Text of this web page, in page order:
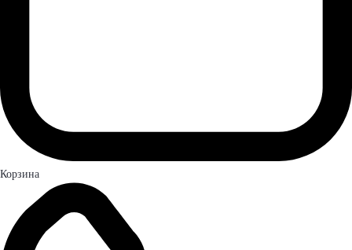
Корзина